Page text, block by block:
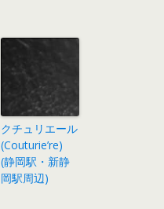
クチュリエール
(Couturie’re)
(静岡駅・新静
岡駅周辺)